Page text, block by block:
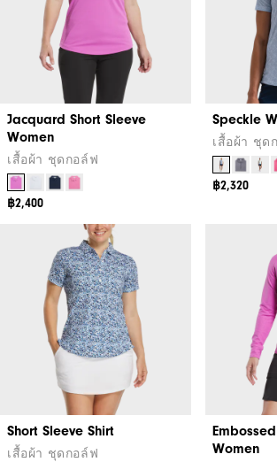
Jacquard Short Sleeve
Women
เสื้อผ้า ชุดกอล์ฟ
฿2,400
Speckle
เสื้อผ้า ชุด
฿2,320
Short Sleeve Shirt
เสื้อผ้า ชุดกอล์ฟ
Women